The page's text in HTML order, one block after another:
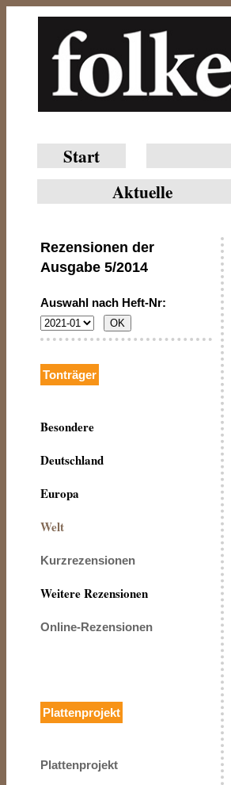
Start
Aktuelle
Rezensionen der
Ausgabe 5/2014
Auswahl nach Heft-Nr:
Tonträger
Besondere
Deutschland
Europa
Welt
Kurzrezensionen
Weitere Rezensionen
Online-Rezensionen
Plattenprojekt
Plattenprojekt